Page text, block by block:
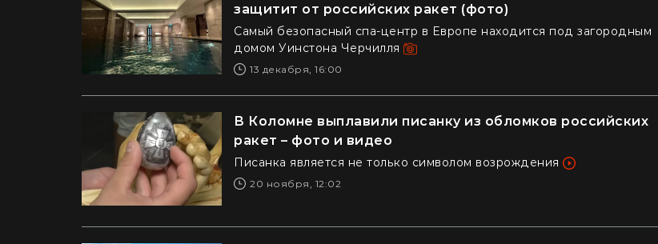
защитит от российских ракет (фото)
Самый безопасный спа-центр в Европе находится под загородным
домом Уинстона Черчилля
13 декабря, 16:00
В Коломне выплавили писанку из обломков российских
ракет – фото и видео
Писанка является не только символом возрождения
20 ноября, 12:02
ДОМ
райский уголок (фото)
Из двухкомнатки в село: блогерша
продала квартиру за "єВідновлення" и